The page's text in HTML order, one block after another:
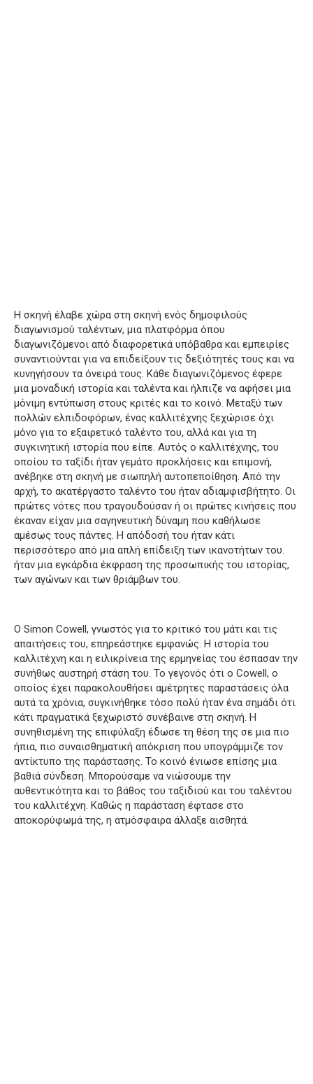
Η σκηνή έλαβε χώρα στη σκηνή ενός δημοφιλούς
διαγωνισμού ταλέντων, μια πλατφόρμα όπου
διαγωνιζόμενοι από διαφορετικά υπόβαθρα και εμπειρίες
συναντιούνται για να επιδείξουν τις δεξιότητές τους και να
κυνηγήσουν τα όνειρά τους. Κάθε διαγωνιζόμενος έφερε
μια μοναδική ιστορία και ταλέντα και ήλπιζε να αφήσει μια
μόνιμη εντύπωση στους κριτές και το κοινό. Μεταξύ των
πολλών ελπιδοφόρων, ένας καλλιτέχνης ξεχώρισε όχι
μόνο για το εξαιρετικό ταλέντο του, αλλά και για τη
συγκινητική ιστορία που είπε. Αυτός ο καλλιτέχνης, του
οποίου το ταξίδι ήταν γεμάτο προκλήσεις και επιμονή,
ανέβηκε στη σκηνή με σιωπηλή αυτοπεποίθηση. Από την
αρχή, το ακατέργαστο ταλέντο του ήταν αδιαμφισβήτητο. Οι
πρώτες νότες που τραγουδούσαν ή οι πρώτες κινήσεις που
έκαναν είχαν μια σαγηνευτική δύναμη που καθήλωσε
αμέσως τους πάντες. Η απόδοσή του ήταν κάτι
περισσότερο από μια απλή επίδειξη των ικανοτήτων του.
ήταν μια εγκάρδια έκφραση της προσωπικής του ιστορίας,
των αγώνων και των θριάμβων του.
Ο Simon Cowell, γνωστός για το κριτικό του μάτι και τις
απαιτήσεις του, επηρεάστηκε εμφανώς. Η ιστορία του
καλλιτέχνη και η ειλικρίνεια της ερμηνείας του έσπασαν την
συνήθως αυστηρή στάση του. Το γεγονός ότι ο Cowell, ο
οποίος έχει παρακολουθήσει αμέτρητες παραστάσεις όλα
αυτά τα χρόνια, συγκινήθηκε τόσο πολύ ήταν ένα σημάδι ότι
κάτι πραγματικά ξεχωριστό συνέβαινε στη σκηνή. Η
συνηθισμένη της επιφύλαξη έδωσε τη θέση της σε μια πιο
ήπια, πιο συναισθηματική απόκριση που υπογράμμιζε τον
αντίκτυπο της παράστασης. Το κοινό ένιωσε επίσης μια
βαθιά σύνδεση. Μπορούσαμε να νιώσουμε την
αυθεντικότητα και το βάθος του ταξιδιού και του ταλέντου
του καλλιτέχνη. Καθώς η παράσταση έφτασε στο
αποκορύφωμά της, η ατμόσφαιρα άλλαξε αισθητά.